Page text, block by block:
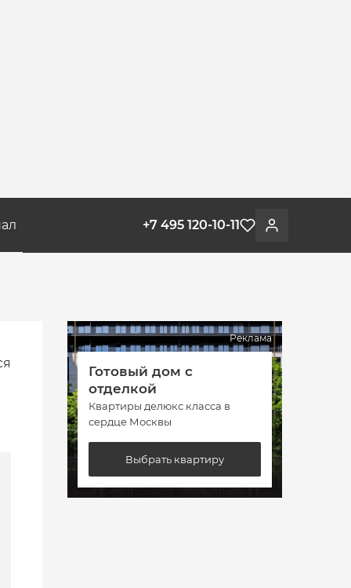
Войти
Избранное
+7 495 120-10-11
Реклама
Готовый дом с
отделкой
Квартиры делюкс класса в
сердце Москвы
Выбрать квартиру